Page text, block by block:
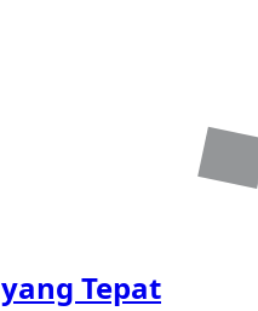
Tepat